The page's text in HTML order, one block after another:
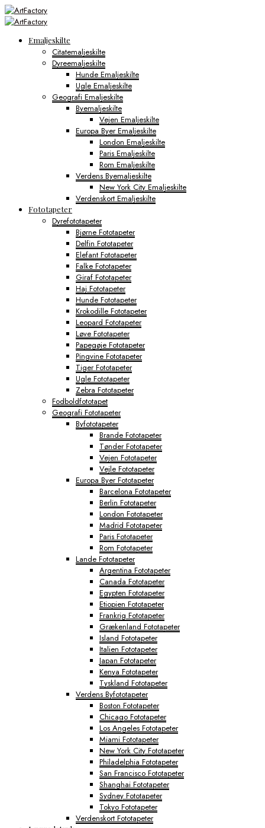
Emaljeskilte
Citatemaljeskilte
Dyreemaljeskilte
Hunde Emaljeskilte
Ugle Emaljeskilte
Geografi Emaljeskilte
Byemaljeskilte
Vejen Emaljeskilte
Europa Byer Emaljeskilte
London Emaljeskilte
Paris Emaljeskilte
Rom Emaljeskilte
Verdens Byemaljeskilte
New York City Emaljeskilte
Verdenskort Emaljeskilte
Fototapeter
Dyrefototapeter
Bjørne Fototapeter
Delfin Fototapeter
Elefant Fototapeter
Falke Fototapeter
Giraf Fototapeter
Haj Fototapeter
Hunde Fototapeter
Krokodille Fototapeter
Leopard Fototapeter
Løve Fototapeter
Papegøje Fototapeter
Pingvine Fototapeter
Tiger Fototapeter
Ugle Fototapeter
Zebra Fototapeter
Fodboldfototapet
Geografi Fototapeter
Byfototapeter
Brande Fototapeter
Tønder Fototapeter
Vejen Fototapeter
Vejle Fototapeter
Europa Byer Fototapeter
Barcelona Fototapeter
Berlin Fototapeter
London Fototapeter
Madrid Fototapeter
Paris Fototapeter
Rom Fototapeter
Lande Fototapeter
Argentina Fototapeter
Canada Fototapeter
Egypten Fototapeter
Etiopien Fototapeter
Frankrig Fototapeter
Grækenland Fototapeter
Island Fototapeter
Italien Fototapeter
Japan Fototapeter
Kenya Fototapeter
Tyskland Fototapeter
Verdens Byfototapeter
Boston Fototapeter
Chicago Fototapeter
Los Angeles Fototapeter
Miami Fototapeter
New York City Fototapeter
Philadelphia Fototapeter
San Francisco Fototapeter
Shanghai Fototapeter
Sydney Fototapeter
Tokyo Fototapeter
Verdenskort Fototapeter